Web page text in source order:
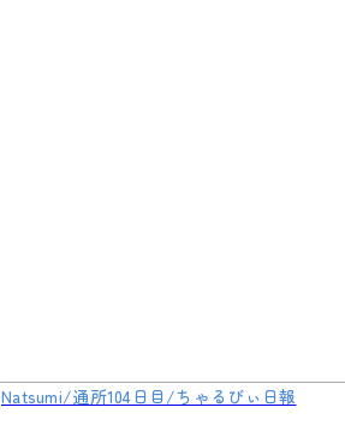
Natsumi/通所104日目/ちゃるびぃ日報